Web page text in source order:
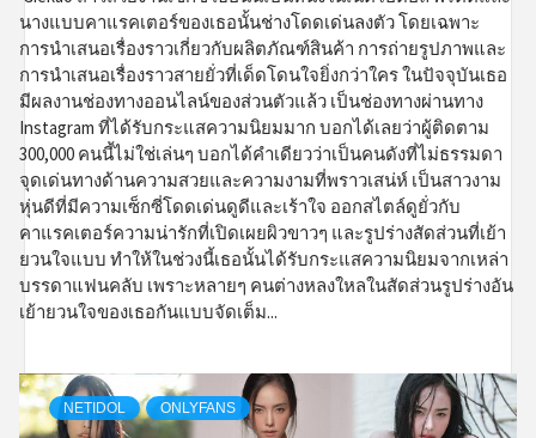
นางแบบคาแรคเตอร์ของเธอนั้นช่างโดดเด่นลงตัว โดยเฉพาะ
การนำเสนอเรื่องราวเกี่ยวกับผลิตภัณฑ์สินค้า การถ่ายรูปภาพและ
การนำเสนอเรื่องราวสายยั่วที่เด็ดโดนใจยิ่งกว่าใคร ในปัจจุบันเธอ
มีผลงานช่องทางออนไลน์ของส่วนตัวแล้ว เป็นช่องทางผ่านทาง
Instagram ที่ได้รับกระแสความนิยมมาก บอกได้เลยว่าผู้ติดตาม
300,000 คนนี้ไม่ใช่เล่นๆ บอกได้คำเดียวว่าเป็นคนดังที่ไม่ธรรมดา
จุดเด่นทางด้านความสวยและความงามที่พราวเสน่ห์ เป็นสาวงาม
หุ่นดีที่มีความเซ็กซี่โดดเด่นดูดีและเร้าใจ ออกสไตล์ดูยั่วกับ
คาแรคเตอร์ความน่ารักที่เปิดเผยผิวขาวๆ และรูปร่างสัดส่วนที่เย้า
ยวนใจแบบ ทำให้ในช่วงนี้เธอนั้นได้รับกระแสความนิยมจากเหล่า
บรรดาแฟนคลับ เพราะหลายๆ คนต่างหลงใหลในสัดส่วนรูปร่างอัน
เย้ายวนใจของเธอกันแบบจัดเต็ม...
NETIDOL ONLYFANS